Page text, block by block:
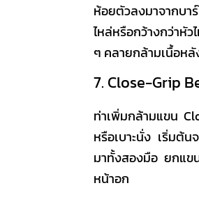
ห้อยตัวลงมาจากบ
ไหล่หรือกว้างกว่าหั
ๆ คลายกล้ามเนื้อห
7. Close-Grip
ท่าเพิ่มกล้ามแขน
หรือเบาะนั่ง เริ่มต้
มาทั้งสองมือ ยกแข
หน้าอก